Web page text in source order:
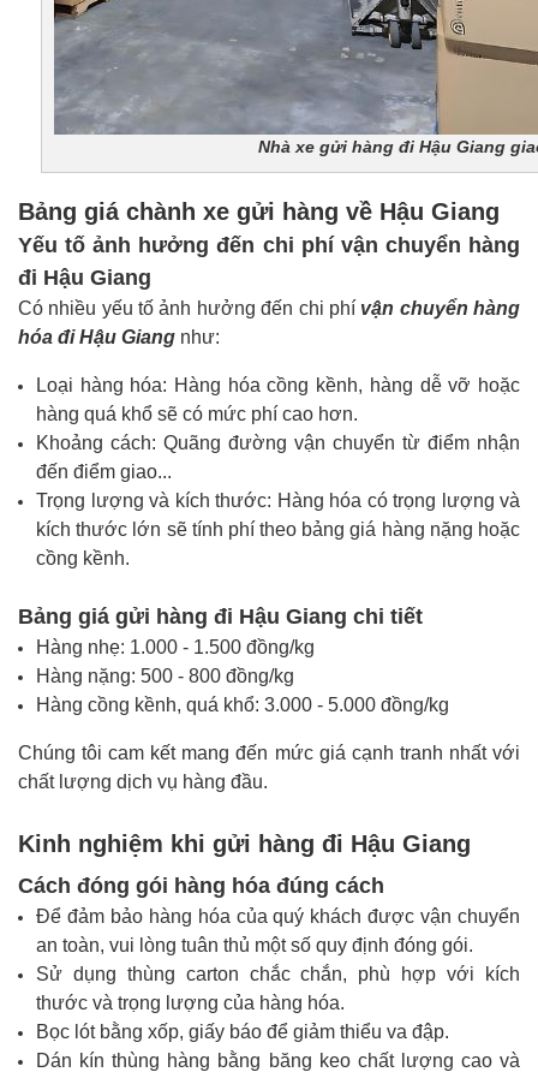
Nhà xe gửi hàng đi Hậu Giang
Bảng giá chành xe gửi hàng về Hậu Giang
Yếu tố ảnh hưởng đến chi phí vận chuyển hàng
đi Hậu Giang
Có nhiều yếu tố ảnh hưởng đến chi phí vận chuyển hàng
hóa đi Hậu Giang như:
Loại hàng hóa: Hàng hóa cồng kềnh, hàng dễ vỡ hoặc
hàng quá khổ sẽ có mức phí cao hơn.
Khoảng cách: Quãng đường vận chuyển từ điểm nhận
đến điểm giao...
Trọng lượng và kích thước: Hàng hóa có trọng lượng và
kích thước lớn sẽ tính phí theo bảng giá hàng nặng hoặc
cồng kềnh.
Bảng giá gửi hàng đi Hậu Giang chi tiết
Hàng nhẹ: 1.000 - 1.500 đồng/kg
Hàng nặng: 500 - 800 đồng/kg
Hàng cồng kềnh, quá khổ: 3.000 - 5.000 đồng/kg
Chúng tôi cam kết mang đến mức giá cạnh tranh nhất với
chất lượng dịch vụ hàng đầu.
Kinh nghiệm khi gửi hàng đi Hậu Giang
Cách đóng gói hàng hóa đúng cách
Để đảm bảo hàng hóa của quý khách được vận chuyển
an toàn, vui lòng tuân thủ một số quy định đóng gói.
Sử dụng thùng carton chắc chắn, phù hợp với kích
thước và trọng lượng của hàng hóa.
Bọc lót bằng xốp, giấy báo để giảm thiểu va đập.
Dán kín thùng hàng bằng băng keo chất lượng cao và